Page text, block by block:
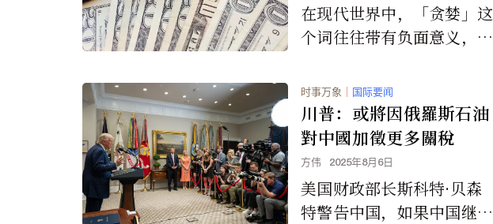
在现代世界中，「贪婪」这
个词往往带有负面意义，人
对他人福祉的漠视连结在一
起。然而，对贪婪的细微观
察揭示，它可能并不完全有
害的，尤其是在当前经济的
背景下。
时事万象 ｜ 国际要闻
川普：或將因俄羅斯石油
對中國加徵更多關稅
方伟 2025年8月6日
美国财政部长斯科特·贝森
特警告中国，如果中国继续